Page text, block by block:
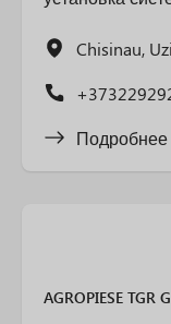
Chisinau,
Подробнее
AGROPIESE TGR